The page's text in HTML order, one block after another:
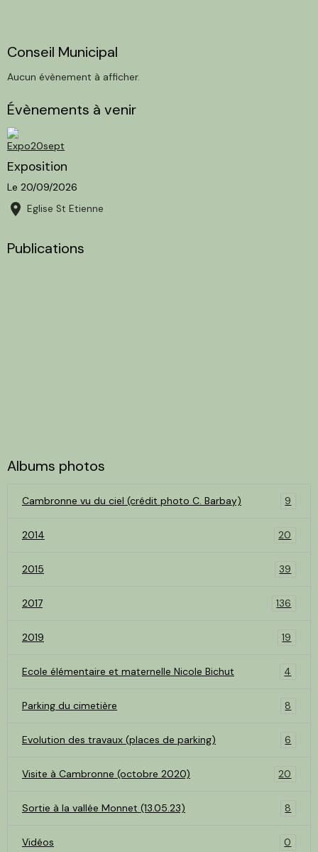
Conseil Municipal
Aucun évènement à afficher.
Évènements à venir
Exposition
Le 20/09/2026
Eglise St Etienne
Publications
Albums photos
Cambronne vu du ciel (crédit photo C. Barbay) 9
2014 20
2015 39
2017 136
2019 19
Ecole élémentaire et maternelle Nicole Bichut 4
Parking du cimetière 8
Evolution des travaux (places de parking) 6
Visite à Cambronne (octobre 2020) 20
Sortie à la vallée Monnet (13.05.23) 8
Vidéos 0